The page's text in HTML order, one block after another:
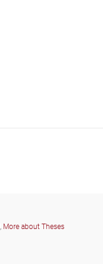
, More about Theses